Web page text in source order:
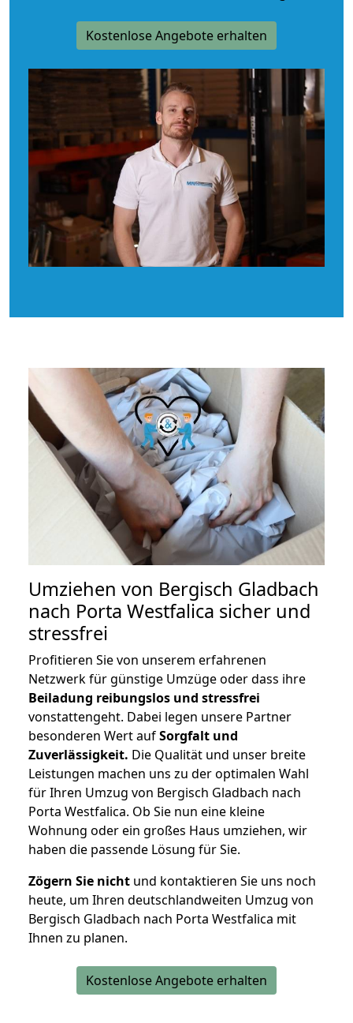
Kostenlose Angebote erhalten
Umziehen von Bergisch Gladbach
nach Porta Westfalica sicher und
stressfrei
Profitieren Sie von unserem erfahrenen
Netzwerk für günstige Umzüge oder dass ihre
Beiladung reibungslos und stressfrei
vonstattengeht. Dabei legen unsere Partner
besonderen Wert aufSorgfalt und
Zuverlässigkeit. Die Qualität und unser breite
Leistungen machen uns zu der optimalen Wahl
für Ihren Umzug von Bergisch Gladbach nach
Porta Westfalica. Ob Sie nun eine kleine
Wohnung oder ein großes Haus umziehen, wir
haben die passende Lösung für Sie.
Zögern Sie nicht und kontaktieren Sie uns noch
heute, um Ihren deutschlandweiten Umzug von
Bergisch Gladbach nach Porta Westfalica mit
Ihnen zu planen.
Kostenlose Angebote erhalten